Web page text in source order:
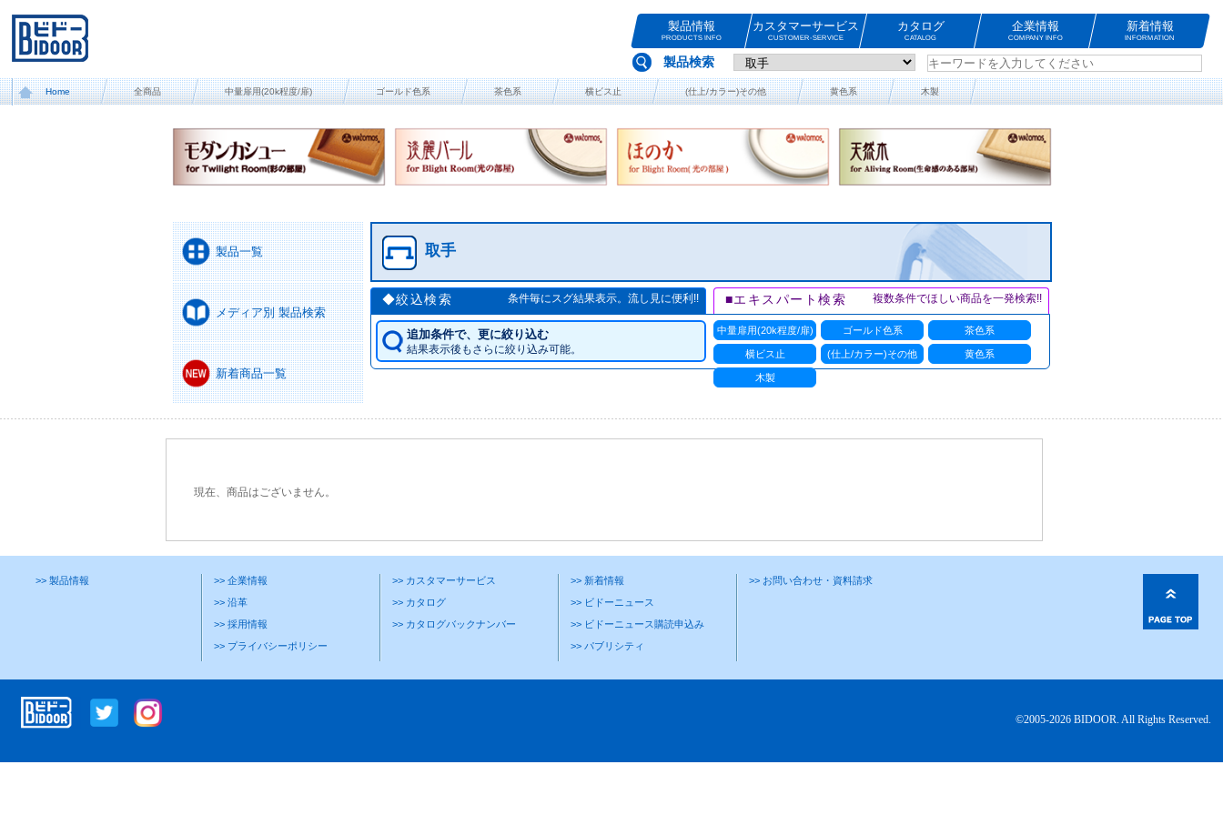
製品情報
PRODUCTS INFO
カスタマーサービス
CUSTOMER-SERVICE
カタログ
CATALOG
企業情報
COMPANY INFO
新着情報
INFORMATION
製品検索
Home 全商品 中量扉用(20k程度/扉) ゴールド色系 茶色系 横ビス止 (仕上/カラー)その他 黄色系 木製
取手
製品一覧
メディア別 製品検索
新着商品一覧
◆絞込検索 条件毎にスグ結果表示。流し見に便利!! ■エキスパート検索 複数条件でほしい商品を一発検索!!
追加条件で、更に絞り込む
結果表示後もさらに絞り込み可能。
中量扉用(20k程度/扉) ゴールド色系 茶色系
横ビス止 (仕上/カラー)その他 黄色系
木製
現在、商品はございません。
>> 製品情報
>> 企業情報
>> 沿革
>> 採用情報
>> プライバシーポリシー
>> カスタマーサービス
>> カタログ
>> カタログバックナンバー
>> 新着情報
>> ビドーニュース
>> ビドーニュース購読申込み
>> パブリシティ
>> お問い合わせ・資料請求
©2005-2026 BIDOOR. All Rights Reserved.